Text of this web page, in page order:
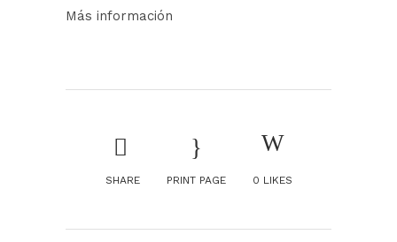
Más información
SHARE PRINT PAGE 0 LIKES